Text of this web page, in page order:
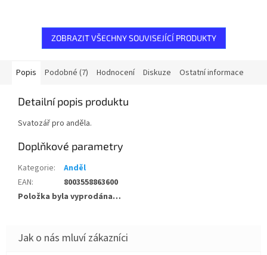
ZOBRAZIT VŠECHNY SOUVISEJÍCÍ PRODUKTY
Popis Podobné (7) Hodnocení Diskuze Ostatní informace
Detailní popis produktu
Svatozář pro anděla.
Doplňkové parametry
Kategorie:
Anděl
EAN:
8003558863600
Položka byla vyprodána…